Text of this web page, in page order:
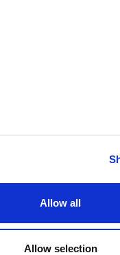
Allow all
Allow selection
Magic xpi Plataforma de